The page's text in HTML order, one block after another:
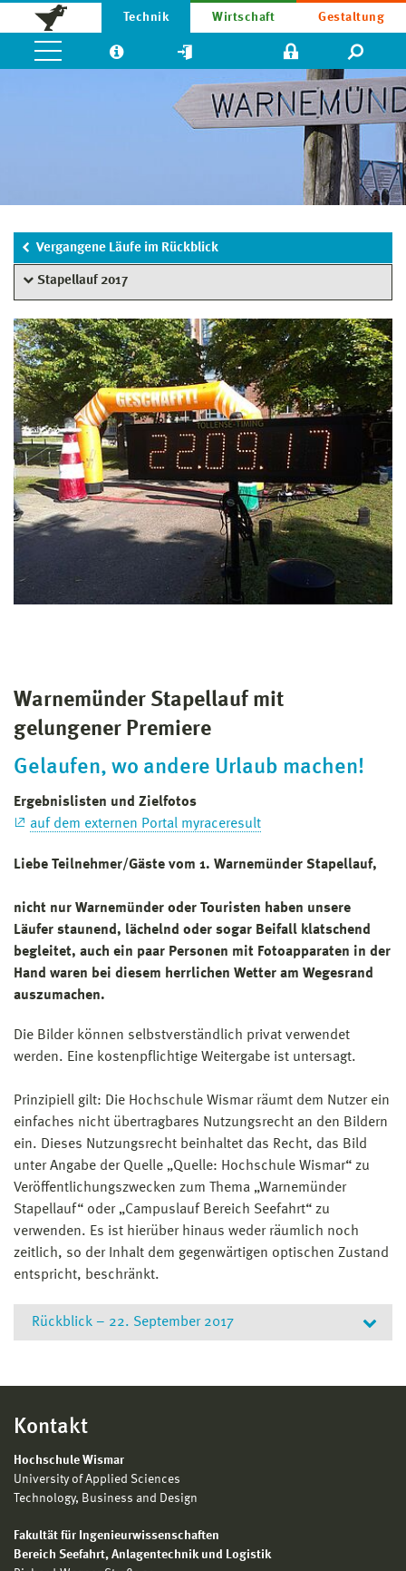
Technik Wirtschaft Gestaltung
Vergangene Läufe im Rückblick
Stapellauf 2017
Warnemünder Stapellauf mit
gelungener Premiere
Gelaufen, wo andere Urlaub machen!
Ergebnislisten und Zielfotos
auf dem externen Portal myraceresult
Liebe Teilnehmer/Gäste vom 1. Warnemünder Stapellauf,
nicht nur Warnemünder oder Touristen haben unsere
Läufer staunend, lächelnd oder sogar Beifall klatschend
begleitet, auch ein paar Personen mit Fotoapparaten in der
Hand waren bei diesem herrlichen Wetter am Wegesrand
auszumachen.
Die Bilder können selbstverständlich privat verwendet
werden. Eine kostenpflichtige Weitergabe ist untersagt.
Prinzipiell gilt: Die Hochschule Wismar räumt dem Nutzer ein
einfaches nicht übertragbares Nutzungsrecht an den Bildern
ein. Dieses Nutzungsrecht beinhaltet das Recht, das Bild
unter Angabe der Quelle „Quelle: Hochschule Wismar“ zu
Veröffentlichungszwecken zum Thema „Warnemünder
Stapellauf“ oder „Campuslauf Bereich Seefahrt“ zu
verwenden. Es ist hierüber hinaus weder räumlich noch
zeitlich, so der Inhalt dem gegenwärtigen optischen Zustand
entspricht, beschränkt.
Rückblick – 22. September 2017
Kontakt
Hochschule Wismar
University of Applied Sciences
Technology, Business and Design
Fakultät für Ingenieurwissenschaften
Bereich Seefahrt, Anlagentechnik und Logistik